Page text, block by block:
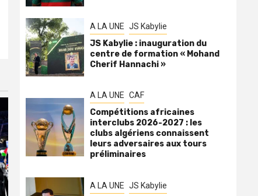
A LA UNE JS Kabylie
JS Kabylie : inauguration du
centre de formation « Mohand
Cherif Hannachi »
A LA UNE CAF
Compétitions africaines
interclubs 2026-2027 : les
clubs algériens connaissent
leurs adversaires aux tours
préliminaires
A LA UNE JS Kabylie